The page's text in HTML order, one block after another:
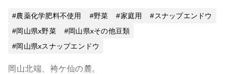
農薬化学肥料不使用 野菜 家庭用
スナップエンドウ
岡山県x野菜
岡山県xその他豆類
岡山県xスナップエンドウ
岡山北端、袴ケ仙の麓。